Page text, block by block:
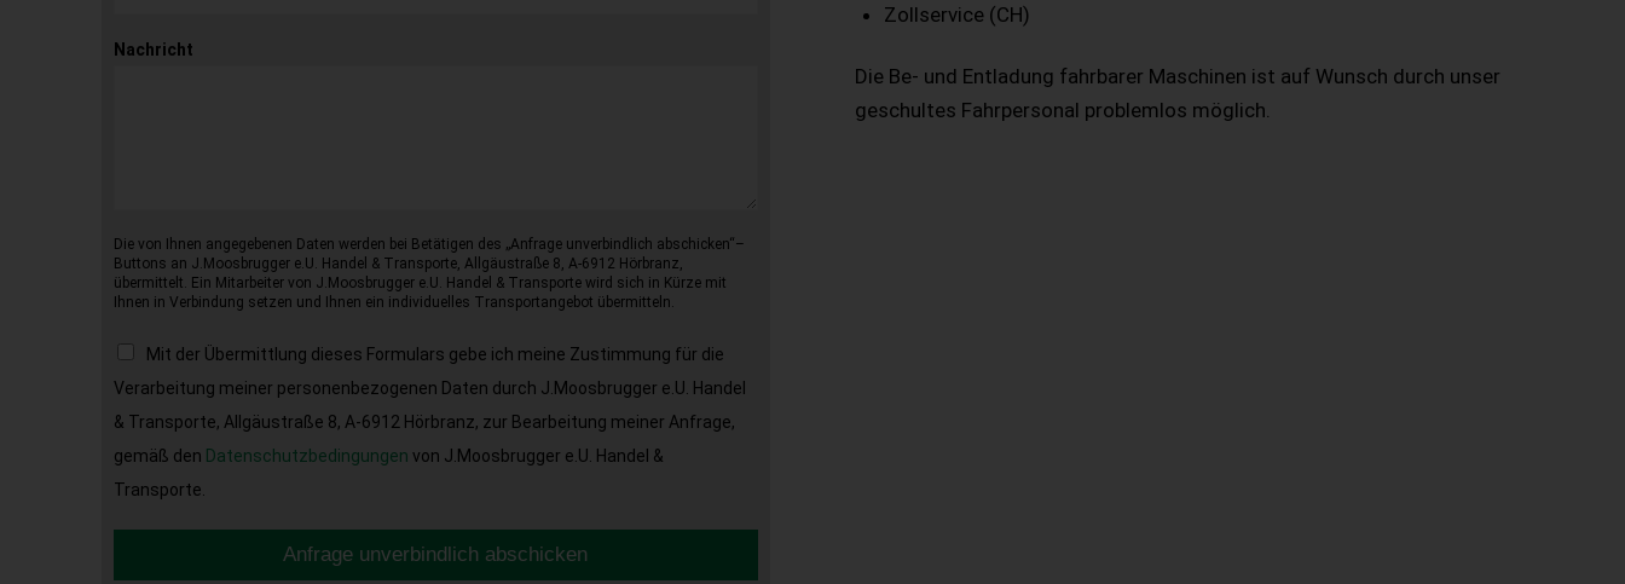
Nachricht
Die von Ihnen angegebenen Daten werden bei Betätigen des „Anfrage unverbindlich abschicken“–
Buttons an J.Moosbrugger e.U. Handel & Transporte, Allgäustraße 8, A-6912 Hörbranz,
übermittelt. Ein Mitarbeiter von J.Moosbrugger e.U. Handel & Transporte wird sich in Kürze mit
Ihnen in Verbindung setzen und Ihnen ein individuelles Transportangebot übermitteln.
Mit der Übermittlung dieses Formulars gebe ich meine Zustimmung für die
Verarbeitung meiner personenbezogenen Daten durch J.Moosbrugger e.U. Handel
& Transporte, Allgäustraße 8, A-6912 Hörbranz, zur Bearbeitung meiner Anfrage,
gemäß den Datenschutzbedingungen von J.Moosbrugger e.U. Handel &
Transporte.
Anfrage unverbindlich abschicken
Zollservice (CH)
Die Be- und Entladung fahrbarer Maschinen ist auf Wunsch durch unser
geschultes Fahrpersonal problemlos möglich.